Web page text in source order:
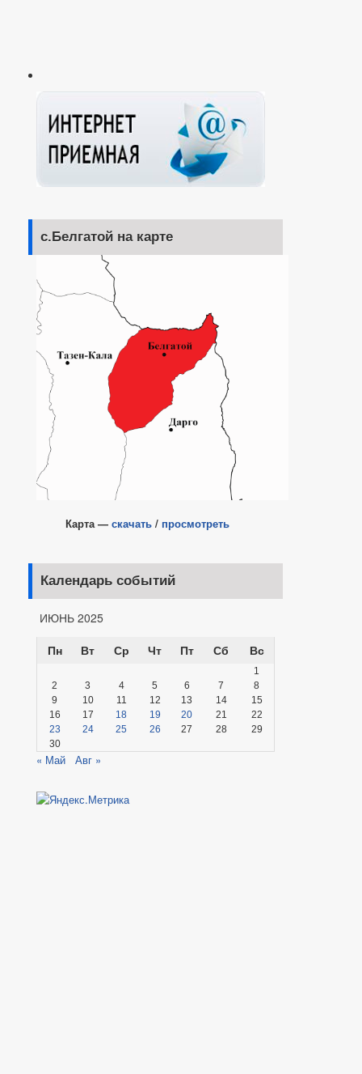
с.Белгатой на карте
Карта — скачать / просмотреть
Календарь событий
ИЮНЬ 2025
Пн
Вт Ср Чт Пт Сб Вс
1
2
3 4 5 6 7
8
9
10 11 12 13 14
15
16
17 18 19 20 21
22
23
24 25 26 27 28
29
30
« Май Авг »